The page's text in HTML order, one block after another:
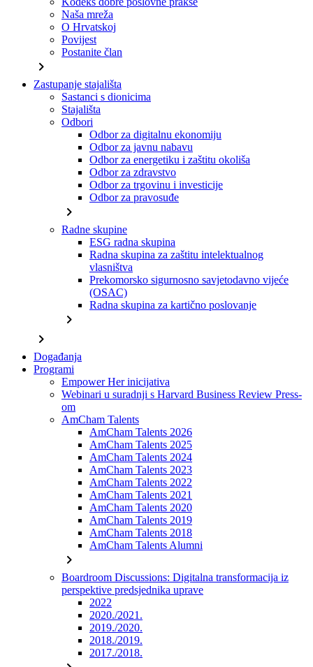
Naša mreža
O Hrvatskoj
Povijest
Postanite član
chevron_right
Zastupanje stajališta
Sastanci s dionicima
Stajališta
Odbori
Odbor za digitalnu ekonomiju
Odbor za javnu nabavu
Odbor za energetiku i zaštitu okoliša
Odbor za zdravstvo
Odbor za trgovinu i investicije
Odbor za pravosuđe
chevron_right
Radne skupine
ESG radna skupina
Radna skupina za zaštitu intelektualnog
vlasništva
Prekomorsko sigurnosno savjetodavno vijeće
(OSAC)
Radna skupina za kartično poslovanje
chevron_right
chevron_right
Događanja
Programi
Empower Her inicijativa
Webinari u suradnji s Harvard Business Review Press-
om
AmCham Talents
AmCham Talents 2026
AmCham Talents 2025
AmCham Talents 2024
AmCham Talents 2023
AmCham Talents 2022
AmCham Talents 2021
AmCham Talents 2020
AmCham Talents 2019
AmCham Talents 2018
AmCham Talents Alumni
chevron_right
Boardroom Discussions: Digitalna transformacija iz
perspektive predsjednika uprave
2022
2020./2021.
2019./2020.
2018./2019.
2017./2018.